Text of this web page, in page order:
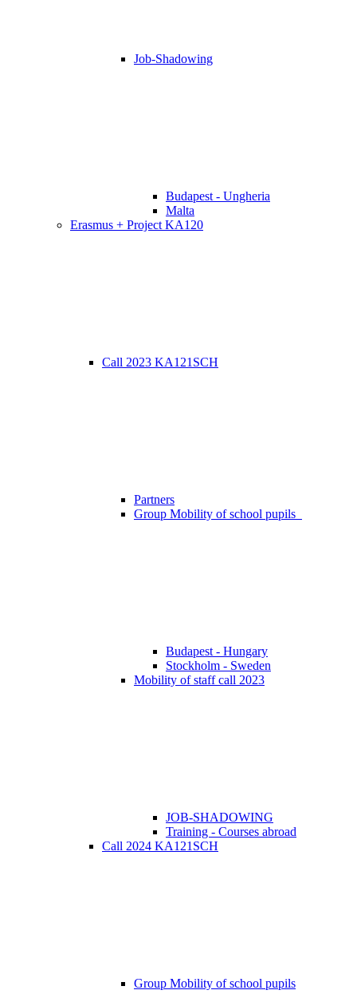
Job-Shadowing
Budapest - Ungheria
Malta
Erasmus + Project KA120
Call 2023 KA121SCH
Partners
Group Mobility of school pupils
Budapest - Hungary
Stockholm - Sweden
Mobility of staff call 2023
JOB-SHADOWING
Training - Courses abroad
Call 2024 KA121SCH
Group Mobility of school pupils